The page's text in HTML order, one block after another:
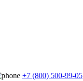
+7 (800) 500-99-05